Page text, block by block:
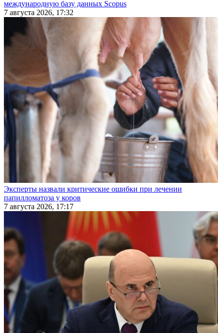
международную базу данных Scopus
7 августа 2026, 17:32
Эксперты назвали критические ошибки при лечении
папилломатоза у коров
7 августа 2026, 17:17